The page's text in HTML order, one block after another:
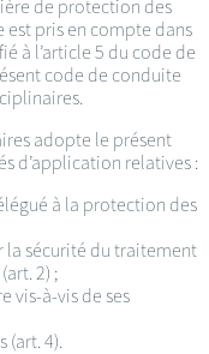
de protection des
est pris en compte dans
à l’article 5 du code de
code de conduite
adopte le présent
d’application relatives :
à la protection des
la sécurité du traitement
2) ;
vis-à-vis de ses
(art. 4).